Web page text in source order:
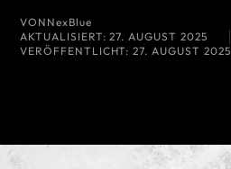
VON NexBlue
AKTUALISIERT: 27. AUGUST 2025
VERÖFFENTLICHT: 27. AUGUST 2025